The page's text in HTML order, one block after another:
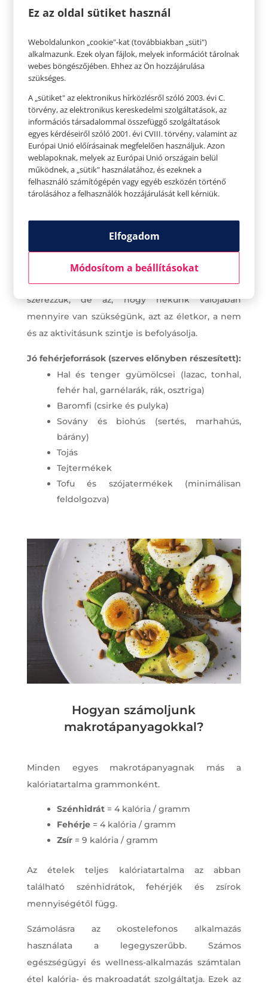
fenntartása érdekében.
Avokádó és avokádóolaj
Olajbogyó és olívaolaj
Diófélék (mandula, dió, kesudió)
Magok (chia, tök, len)
Zsíros hal (lazac vagy pisztráng)
Fehérje
A fehérje aminosavakkal látja el a testet, amik az
izomzat, az agy, az idegrendszer, a vér, a bőr és a
tápanyagokat is szállít, és hozzájárul az
egészséges immunrendszer támogatásához is.
A test napi fehérje igénye változó. Az ajánlott
napi kalóriánk 10-30% -át fehérjeforrásokból
szerezzük, de az, hogy nekünk valójában
mennyire van szükségünk, azt az életkor, a nem
és az aktivitásunk szintje is befolyásolja.
Jó fehérjeforrások (szerves előnyben részesített):
Hal és tenger gyümölcsei (lazac, tonhal,
fehér hal, garnélarák, rák, osztriga)
Baromfi (csirke és pulyka)
Sovány és biohús (sertés, marhahús,
bárány)
Tojás
Tejtermékek
Tofu és szójatermékek (minimálisan
feldolgozva)
Hogyan számoljunk
makrotápanyagokkal?
Minden egyes makrotápanyagnak más a
kalóriatartalma grammonként.
Szénhidrát= 4 kalória / gramm
Fehérje= 4 kalória / gramm
Zsír= 9 kalória / gramm
Az ételek teljes kalóriatartalma az abban
található szénhidrátok, fehérjék és zsírok
mennyiségétől függ.
Számolásra az okostelefonos alkalmazás
használata a legegyszerűbb. Számos
egészségügyi és wellness-alkalmazás számtalan
étel kalória- és makroadatát szolgáltatja. Ezek az
Ez az oldal sütiket használ
Weboldalunkon „cookie"-kat (továbbiakban „süti")
alkalmazunk. Ezek olyan fájlok, melyek információt tárolnak
webes böngészőjében. Ehhez az Ön hozzájárulása
szükséges.
A „sütiket" az elektronikus hírközlésről szóló 2003. évi C.
törvény, az elektronikus kereskedelmi szolgáltatások, az
információs társadalommal összefüggő szolgáltatások
egyes kérdéseiről szóló 2001. évi CVIII. törvény, valamint az
Európai Unió előírásainak megfelelően használjuk. Azon
weblapoknak, melyek az Európai Unió országain belül
működnek, a „sütik" használatához, és ezeknek a
felhasználó számítógépén vagy egyéb eszközén történő
tárolásához a felhasználók hozzájárulását kell kérniük.
Elfogadom
Módosítom a beállításokat